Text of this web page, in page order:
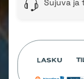
Sujuva ja